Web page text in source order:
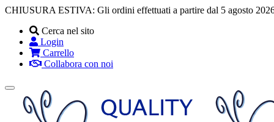
CHIUSURA ESTIVA: Gli ordini effettuati a partire dal 5 agosto
Cerca nel sito
Login
Carrello
Collabora con noi
Toggle
navigation